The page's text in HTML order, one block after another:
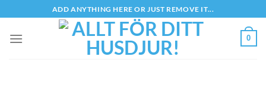
to
content
ADD ANYTHING HERE OR JUST REMOVE IT...
0